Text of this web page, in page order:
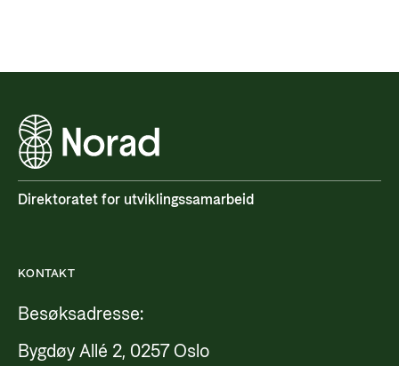
Direktoratet for utviklingssamarbeid
KONTAKT
Besøksadresse:
Bygdøy Allé 2, 0257 Oslo